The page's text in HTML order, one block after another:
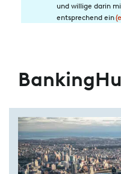
und willige darin
entsprechend ein